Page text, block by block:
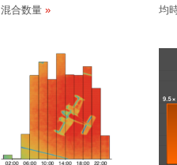
混合数量 均